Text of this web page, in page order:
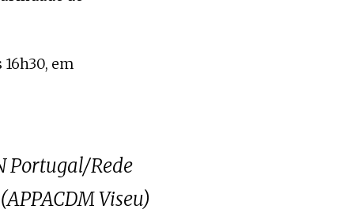
em
Portugal/Rede
Viseu)